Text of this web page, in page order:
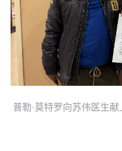
普勒·莫特罗向苏伟医生